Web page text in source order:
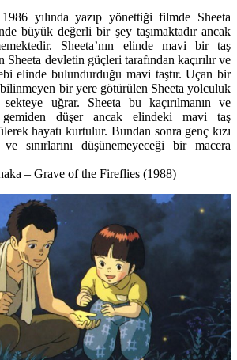
yılında yazıp yönettiği filmde Sheeta
büyük değerli bir şey taşımaktadır ancak
Sheeta’nın elinde mavi bir taş
devletin güçleri tarafından kaçırılır ve
elinde bulundurduğu mavi taştır. Uçan bir
bir yere götürülen Sheeta yolculuk
uğrar. Sheeta bu kaçırılmanın ve
gemiden düşer ancak elindeki mavi taş
hayatı kurtulur. Bundan sonra genç kızı
sınırlarını düşünemeyeceği bir macera
– Grave of the Fireflies (1988)